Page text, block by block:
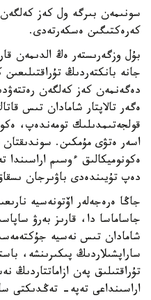
سونىمەن بىرگە ول كەز
كەرەكتىگىن ەسكەرتەدى.
بۇل وزگەرىستەر ەڭ الدىمەن
جانە بانكتەردىڭ
دەگەنمەن كەز كەلگەن
ەگەر تالاپتار شامادان تىس
قولجەتىمدىلىك تومەندەپ،
اسەر ەتۋى مۇمكىن. سوندىقتان
ەكونوميكالىق ءوسىم
دەپ تۇيىندەدى باۋىرجان
جاڭا ەرەجەلەر اۆتونەسيە
جاساماسا دا، قارىز بەرۋ
شامادان تىس نەسيە
ساراپشىلاردىڭ پىكىرىنشە،
تۇراقتىلىق پەن ازاماتتاردىڭ
اراسىنداعى تەپە- تەڭدىكتى